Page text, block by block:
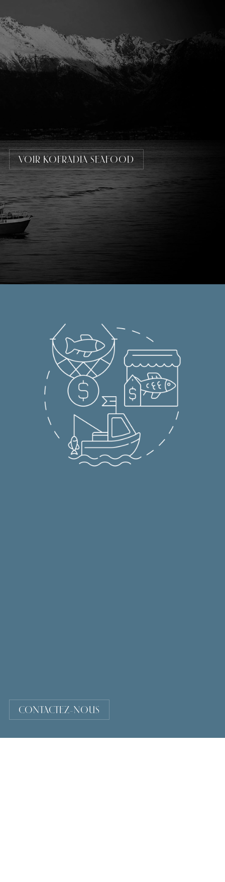
VOIR KOFRADIA SEAFOOD
CONTACTEZ-NOUS